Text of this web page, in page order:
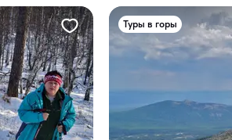
Туры в горы